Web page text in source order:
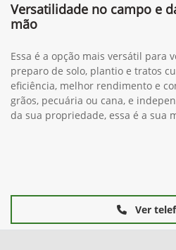
Versatilidade no campo e
mão
Essa é a opção mais versátil para
preparo de solo, plantio e tratos
eficiência, melhor rendimento e
grãos, pecuária ou cana, e
da sua propriedade, essa é a sua
Ver